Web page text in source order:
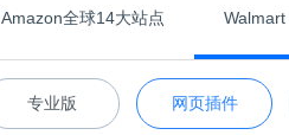
Amazon全球14大站点 Walmart
专业版 网页插件